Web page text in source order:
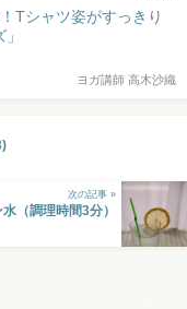
Tシャツ姿がすっきり
ヨガ講師 高木沙織
次の記事 »
水（調理時間3分）